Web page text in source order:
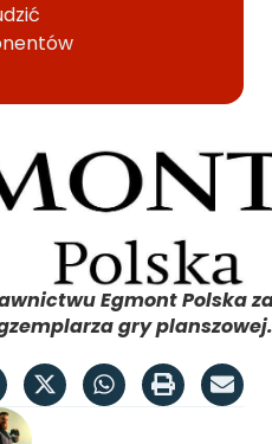
Egmont Polska
gry planszowej.